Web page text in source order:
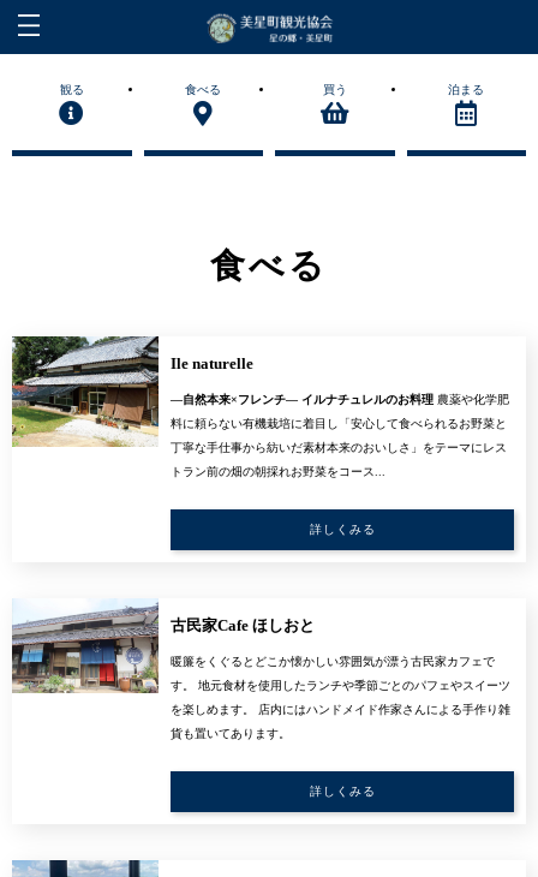
観る 食べる 買う 泊まる
食べる
Ile naturelle
―自然本来×フレンチ― イルナチュレルのお料理 農薬や化学肥
料に頼らない有機栽培に着目し「安心して食べられるお野菜と
丁寧な手仕事から紡いだ素材本来のおいしさ」をテーマにレス
トラン前の畑の朝採れお野菜をコース...
詳しくみる
古民家Cafe ほしおと
暖簾をくぐるとどこか懐かしい雰囲気が漂う古民家カフェで
す。 地元食材を使用したランチや季節ごとのパフェやスイーツ
を楽しめます。 店内にはハンドメイド作家さんによる手作り雑
貨も置いてあります。
詳しくみる